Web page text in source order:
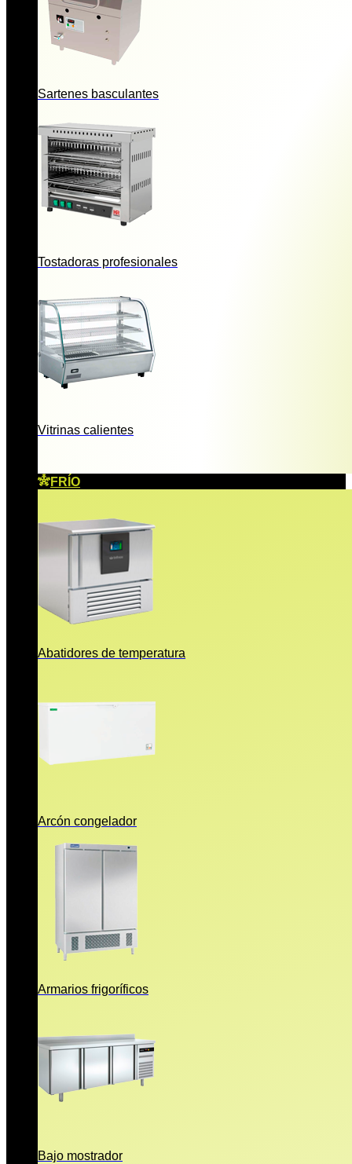
Sartenes basculantes
Tostadoras profesionales
Vitrinas calientes
FRÍO
Abatidores de temperatura
Arcón congelador
Armarios frigoríficos
Bajo mostrador